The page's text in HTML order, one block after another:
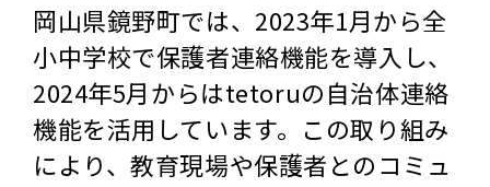
岡山県鏡野町では、2023年1月から全
小中学校で保護者連絡機能を導入し、
2024年5月からはtetoruの自治体連絡
機能を活用しています。この取り組み
により、教育現場や保護者とのコミュ